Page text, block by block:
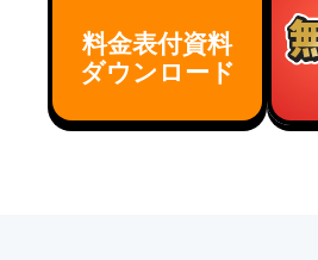
料金表付資料
ダウンロード